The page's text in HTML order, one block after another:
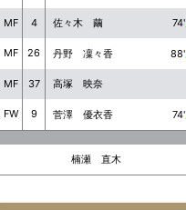
MF 4 佐々木 繭 74'
MF 26 丹野 凜々香 88'
MF 37 高塚 映奈
FW 9 菅澤 優衣香 74'
楠瀬 直木